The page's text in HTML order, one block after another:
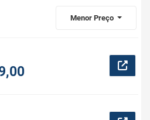
Menor Preço